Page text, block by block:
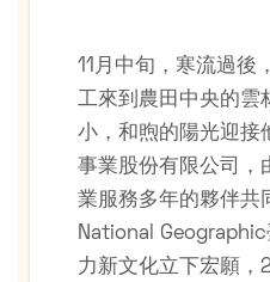
11月中旬，寒流過後
工來到農田中央的雲
小，和煦的陽光迎接
事業股份有限公司，
業服務多年的夥伴共
National Geographic
力新文化立下宏願，